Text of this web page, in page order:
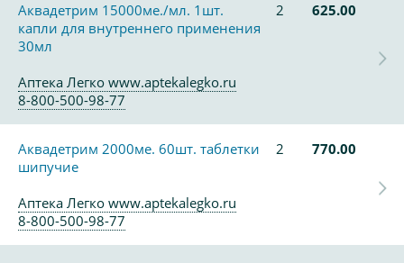
Аквадетрим 15000ме./мл. 1шт.
капли для внутреннего применения
30мл
2 625.00
Аптека Легко www.aptekalegko.ru
8-800-500-98-77
Аквадетрим 2000ме. 60шт. таблетки
шипучие
2 770.00
Аптека Легко www.aptekalegko.ru
8-800-500-98-77